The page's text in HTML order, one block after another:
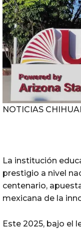
NOTICIAS
La institución
prestigio a nivel
centenario,
mexicana de la
Este 2025, bajo el